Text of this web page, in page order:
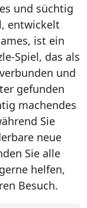
und süchtig
entwickelt
ist ein
Spiel, das als
und
gefunden
machendes
Sie
neue
Sie alle
helfen,
Besuch.